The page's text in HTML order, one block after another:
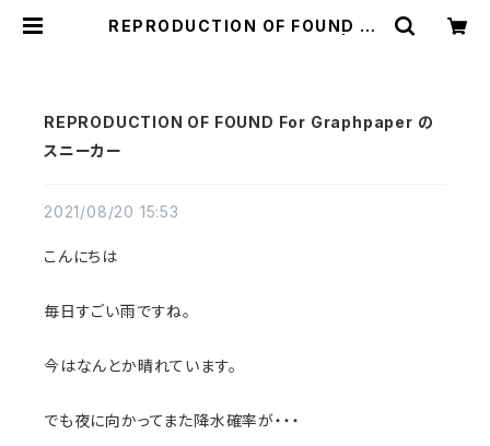
REPRODUCTION OF FOUND Fo
REPRODUCTION OF FOUND For Graphpaper の
スニーカー
2021/08/20 15:53
こんにちは
毎日すごい雨ですね。
今はなんとか晴れています。
でも夜に向かってまた降水確率が・・・